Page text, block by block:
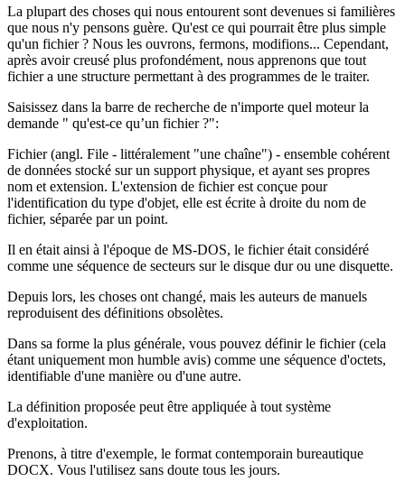
La plupart des choses qui nous entourent sont devenues si familières
que nous n'y pensons guère. Qu'est ce qui pourrait être plus simple
qu'un fichier ? Nous les ouvrons, fermons, modifions... Cependant,
après avoir creusé plus profondément, nous apprenons que tout
fichier a une structure permettant à des programmes de le traiter.
Saisissez dans la barre de recherche de n'importe quel moteur la
demande " qu'est-ce qu’un fichier ?":
Fichier (angl. File - littéralement "une chaîne") - ensemble cohérent
de données stocké sur un support physique, et ayant ses propres
nom et extension. L'extension de fichier est conçue pour
l'identification du type d'objet, elle est écrite à droite du nom de
fichier, séparée par un point.
Il en était ainsi à l'époque de MS-DOS, le fichier était considéré
comme une séquence de secteurs sur le disque dur ou une disquette.
Depuis lors, les choses ont changé, mais les auteurs de manuels
reproduisent des définitions obsolètes.
Dans sa forme la plus générale, vous pouvez définir le fichier (cela
étant uniquement mon humble avis) comme une séquence d'octets,
identifiable d'une manière ou d'une autre.
La définition proposée peut être appliquée à tout système
d'exploitation.
Prenons, à titre d'exemple, le format contemporain bureautique
DOCX. Vous l'utilisez sans doute tous les jours.